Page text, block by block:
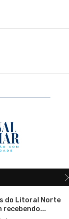
40 -
do Litoral Norte
recebendo...